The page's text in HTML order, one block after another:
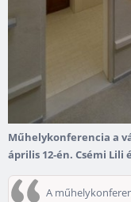
Műhelykonferencia a
április 12-én. Csémi Lili
A